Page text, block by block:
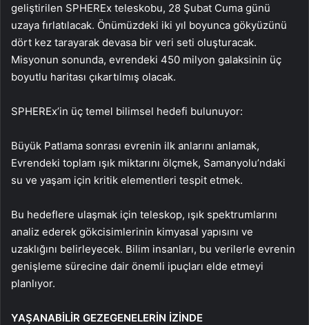
geliştirilen SPHEREx teleskobu, 28 Şubat Cuma günü
uzaya fırlatılacak. Önümüzdeki iki yıl boyunca gökyüzünü
dört kez tarayarak devasa bir veri seti oluşturacak.
Misyonun sonunda, evrendeki 450 milyon galaksinin üç
boyutlu haritası çıkartılmış olacak.
SPHEREx’in üç temel bilimsel hedefi bulunuyor:
Büyük Patlama sonrası evrenin ilk anlarını anlamak,
Evrendeki toplam ışık miktarını ölçmek, Samanyolu’ndaki
su ve yaşam için kritik elementleri tespit etmek.
Bu hedeflere ulaşmak için teleskop, ışık spektrumlarını
analiz ederek gökcisimlerinin kimyasal yapısını ve
uzaklığını belirleyecek. Bilim insanları, bu verilerle evrenin
genişleme sürecine dair önemli ipuçları elde etmeyi
planlıyor.
YAŞANABİLİR GEZEGENELERİN İZİNDE